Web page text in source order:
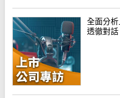
全面分
透徹對話